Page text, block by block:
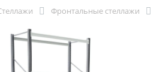
Фронтальные стеллажи